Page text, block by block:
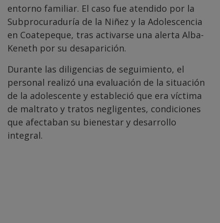
entorno familiar. El caso fue atendido por la
Subprocuraduría de la Niñez y la Adolescencia
en Coatepeque, tras activarse una alerta Alba-
Keneth por su desaparición.
Durante las diligencias de seguimiento, el
personal realizó una evaluación de la situación
de la adolescente y estableció que era víctima
de maltrato y tratos negligentes, condiciones
que afectaban su bienestar y desarrollo
integral.